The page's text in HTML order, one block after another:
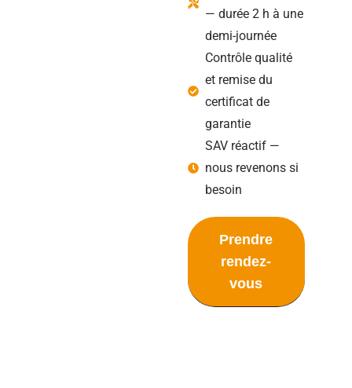
— durée 2 h à une
demi-journée
Contrôle qualité
et remise du
certificat de
garantie
SAV réactif —
nous revenons si
besoin
Prendre
rendez-
vous